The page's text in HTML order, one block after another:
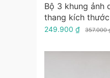
Bộ 3 khung ảnh
thang kích
249.900 ₫ 357.000